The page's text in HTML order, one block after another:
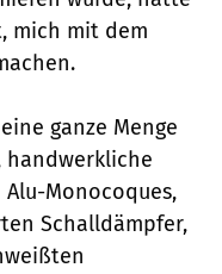
mich mit dem
ganze Menge
handwerkliche
Monocoques,
Schalldämpfer,